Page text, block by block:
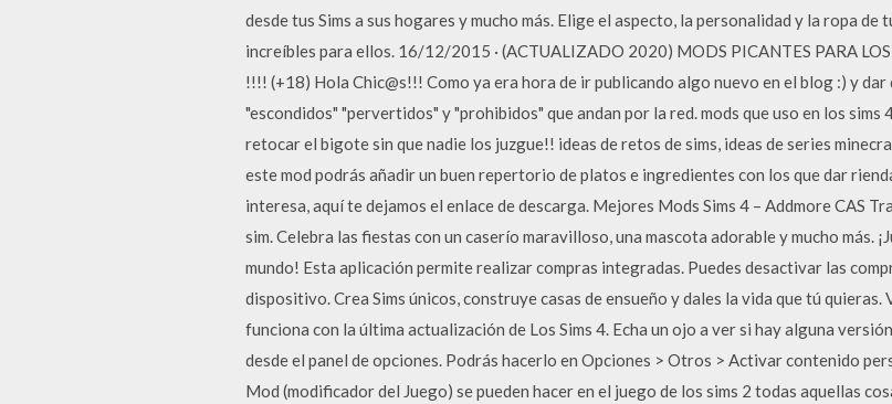
desde tus Sims a sus hogares y mucho más. Elige el aspecto, la personalidad y la ropa de
increíbles para ellos. 16/12/2015 · (ACTUALIZADO 2020) MODS PICANTES PARA
!!!! (+18) Hola Chic@s!!! Como ya era hora de ir publicando algo nuevo en el blog :) y dar
"escondidos" "pervertidos" y "prohibidos" que andan por la red. mods que uso en los sims
retocar el bigote sin que nadie los juzgue!! ideas de retos de sims, ideas de series
este mod podrás añadir un buen repertorio de platos e ingredientes con los que dar
interesa, aquí te dejamos el enlace de descarga. Mejores Mods Sims 4 – Addmore CAS
sim. Celebra las fiestas con un caserío maravilloso, una mascota adorable y mucho más.
mundo! Esta aplicación permite realizar compras integradas. Puedes desactivar las
dispositivo. Crea Sims únicos, construye casas de ensueño y dales la vida que tú
funciona con la última actualización de Los Sims 4. Echa un ojo a ver si hay alguna
desde el panel de opciones. Podrás hacerlo en Opciones > Otros > Activar contenido
Mod (modificador del Juego) se pueden hacer en el juego de los sims 2 todas aquellas